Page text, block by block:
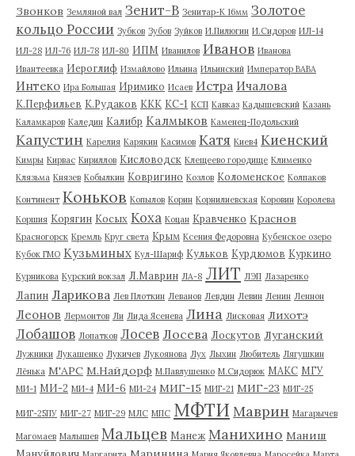
Звонков Земляной вал Зенит-В Зенитар-К 16мм Золотое
кольцо России Зубков Зубов Зуйков И.Пилюгин И.Сидоров ИЛ-14
ИЛ-28 ИЛ-76 ИЛ-78 ИЛ-80 ИПМ Иванилов Иванов Иванова
Ивантеевка Иероглиф Измайлово Ильина Ильинский Император ВАВА
Интеко Ира Большая Иримико Исаев Истра Ичалова
К.Перфильев К.Рудаков ККК КС-1 КСП Кавказ Кадышевский Казань
Каламкаров Каледин Калибр Калмыков Каменец-Подольский
Капустин Карелия Карякин Касимов Катя Киев4 Киенский
Кимры Кирвас Кириллов Кисловодск Клещеево городище Клименко
Клязьма Князев Кобылкин Ковригино Козлов Коломенское Колпаков
Континент Коньков Копылов Корин Корнилиевская Коровин Королева
Коршия Корягин Косых Коха Коцан Кравченко Краснов
Красногорск Кремль Круг света Крым Ксения Федоровна Кубенское озеро
Кубок ГМО Кузьминых Кул-Шариф Кульков Курдюмов Куркино
Курникова Курский вокзал Л.Маврин ЛА-8 ЛИТ ЛЭП Лазаренко
Лапин Ларикова Лев Плоткин Леванов Левдин Левин Ленин Леннон
Леонов Лермонтов Ли Лида Ясенева Лина Лисковая Лихотэ
Лобашов Лопатков Лосев Лосева Лоскутов Луганский
Лужники Лукашенко Лукичев Лукоянова Лух Лыхин Любитель Лягушкин
Лёнька М'АРС М.Найдорф М.Павлушенко М.Сидорюк МАКС МГУ
МИ-1 МИ-2 МИ-4 МИ-6 МИ-24 МИГ-15 МИГ-21 МИГ-23 МИГ-25
МИГ-25ПУ МИГ-27 МИГ-29 МЛС МПС МФТИ Маврин Магарычев
Магомаев Малышев Мальцев Манеж Манихино Маниш